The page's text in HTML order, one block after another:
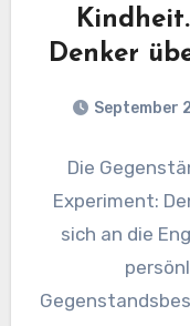
Denker
September
Die
Experiment:
sich an die